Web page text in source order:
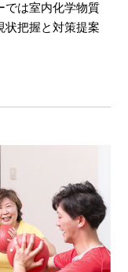
では室内化学物質
状把握と対策提案